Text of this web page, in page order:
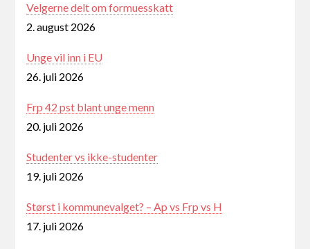
Velgerne delt om formuesskatt
2. august 2026
Unge vil inn i EU
26. juli 2026
Frp 42 pst blant unge menn
20. juli 2026
Studenter vs ikke-studenter
19. juli 2026
Størst i kommunevalget? – Ap vs Frp vs H
17. juli 2026